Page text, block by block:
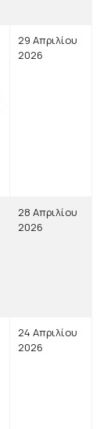
29 Απριλίου
2026
28 Απριλίου
2026
24 Απριλίου
2026